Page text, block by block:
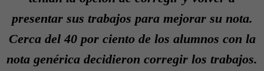
presentar sus trabajos para mejorar su nota.
Cerca del 40 por ciento de los alumnos con la
nota genérica decidieron corregir los trabajos.